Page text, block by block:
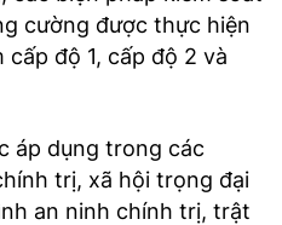
cường được thực hiện
độ 1, cấp độ 2 và
áp dụng trong các
trị, xã hội trọng đại
an ninh chính trị, trật